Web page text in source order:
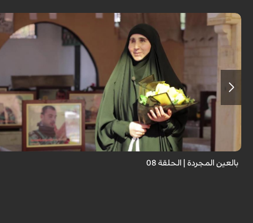
برنامج "بالعين المجردة" هو توثيق إنسانيٌّ شجاعٌ للحياة تحت وطأة الحرب، حيث
نستمع فيه إلى شهاداتٍ حيّةٍ لأشخاص عايشوا التفجيرات والدمار، فنرى بعيونهم
بالعين المجردة | الحلقة 08